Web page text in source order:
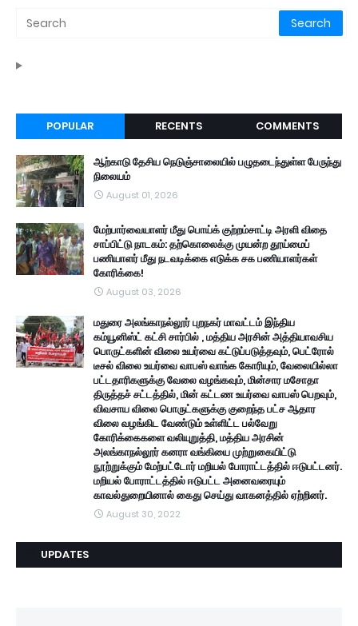
POPULAR RECENTS COMMENTS
ஆற்காடு தேசிய நெடுஞ்சாலையில் பழுதடைந்துள்ள பேருந்து
நிலையம்
August 01, 2026
மேற்பார்வையாளர் மீது பொய்க் குற்றம்சாட்டி அரளி விதை
சாப்பிட்டு நாடகம்: தற்கொலைக்கு முயன்ற தூய்மைப்
பணியாளர் மீது நடவடிக்கை எடுக்க சக பணியாளர்கள்
கோரிக்கை!
August 03, 2026
மதுரை அலங்காநல்லூர் புறநகர் மாவட்டம் இந்திய
கம்யூனிஸ்ட் கட்சி சார்பில் , மத்திய அரசின் அத்தியாவசிய
பொருட்களின் விலை உயர்வை கட்டுப்படுத்தவும், பெட்ரோல்
டீசல் விலை உயர்வை வாபஸ் வாங்க கோரியும், வேலையில்லா
பட்டதாரிகளுக்கு வேலை வழங்கவும், மின்சார மசோதா
திருத்தச் சட்டத்தில், மின் கட்டண உயர்வை வாபஸ் பெறவும்,
விவசாய விலை பொருட்களுக்கு குறைந்த பட்ச ஆதார
விலை வழங்கிட வேண்டும் உள்ளிட்ட பல்வேறு
கோரிக்கைகளை வலியுறுத்தி, மத்திய அரசின்
அலங்காநல்லூர் கனரா வங்கியை முற்றுகையிட்டு
நூற்றுக்கும் மேற்பட்டோர் மறியல் போராட்டத்தில் ஈடுபட்டனர்.
மறியல் போராட்டத்தில் ஈடுபட்ட அனைவரையும்
காவல்துறையினால் கைது செய்து வாகனத்தில் ஏற்றினர்.
August 30, 2022
UPDATES